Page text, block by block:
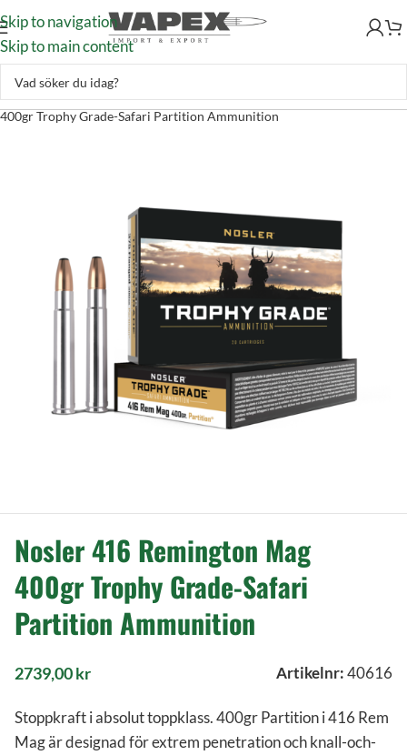
Skip to navigation
Skip to main content
Skytte–Ammunition–Kulammunition–Nosler 416 Remington Mag
400gr Trophy Grade-Safari Partition Ammunition
Nosler 416 Remington Mag
400gr Trophy Grade-Safari
Partition Ammunition
2739,00kr Artikelnr:40616
Stoppkraft i absolut toppklass. 400gr Partition i 416 Rem
Mag är designad för extrem penetration och knall-och-